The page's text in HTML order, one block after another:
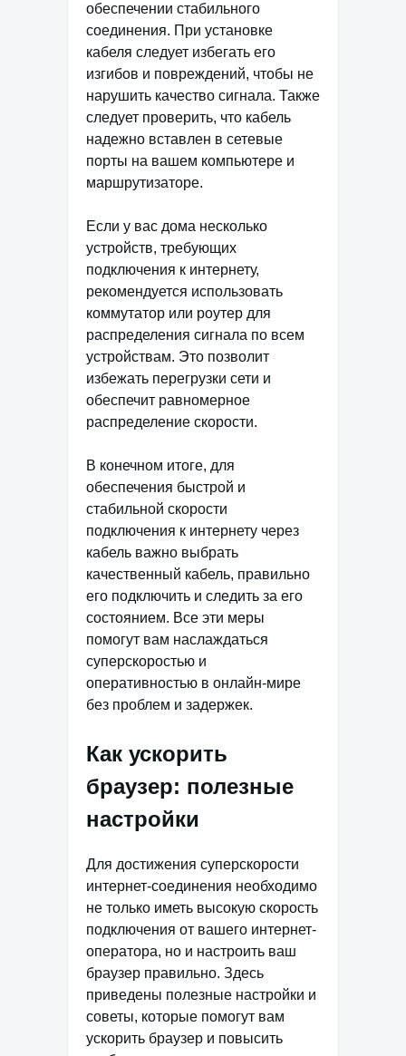
обеспечении стабильного
соединения. При установке
кабеля следует избегать его
изгибов и повреждений, чтобы не
нарушить качество сигнала. Также
следует проверить, что кабель
надежно вставлен в сетевые
порты на вашем компьютере и
маршрутизаторе.
Если у вас дома несколько
устройств, требующих
подключения к интернету,
рекомендуется использовать
коммутатор или роутер для
распределения сигнала по всем
устройствам. Это позволит
избежать перегрузки сети и
обеспечит равномерное
распределение скорости.
В конечном итоге, для
обеспечения быстрой и
стабильной скорости
подключения к интернету через
кабель важно выбрать
качественный кабель, правильно
его подключить и следить за его
состоянием. Все эти меры
помогут вам наслаждаться
суперскоростью и
оперативностью в онлайн-мире
без проблем и задержек.
Как ускорить
браузер: полезные
настройки
Для достижения суперскорости
интернет-соединения необходимо
не только иметь высокую скорость
подключения от вашего интернет-
оператора, но и настроить ваш
браузер правильно. Здесь
приведены полезные настройки и
советы, которые помогут вам
ускорить браузер и повысить